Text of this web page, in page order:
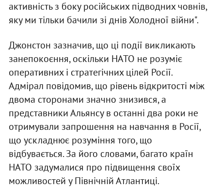
активність з боку російських підводних човнів,
яку ми тільки бачили зі днів Холодної війни".
Джонстон зазначив, що ці події викликають
занепокоєння, оскільки НАТО не розуміє
оперативних і стратегічних цілей Росії.
Адмірал повідомив, що рівень відкритості між
двома сторонами значно знизився, а
представники Альянсу в останні два роки не
отримували запрошення на навчання в Росії,
що ускладнює розуміння того, що
відбувається. За його словами, багато країн
НАТО задумалися про підвищення своїх
можливостей у Північній Атлантиці.